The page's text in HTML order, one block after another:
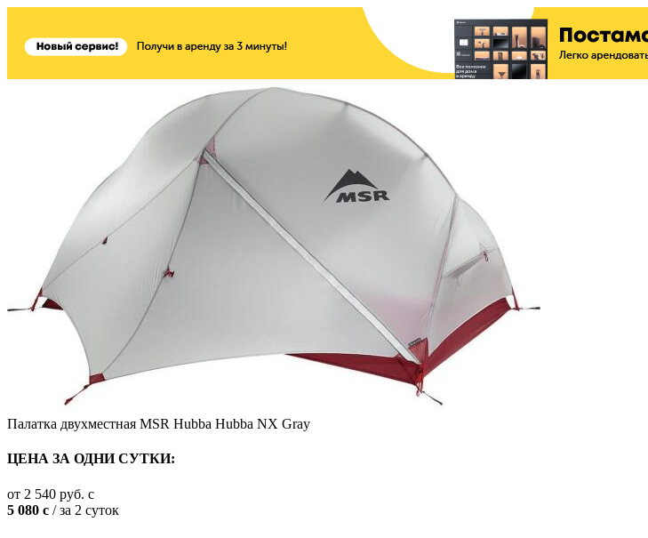
Палатка двухместная MSR Hubba Hubba NX Gray
ЦЕНА ЗА ОДНИ СУТКИ:
от 2 540 руб. c
5 080 c / за 2 суток